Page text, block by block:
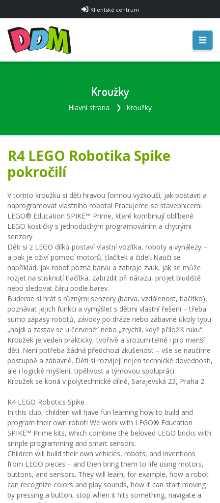
Klientské centrum
Kroužky
Hlavní strana Kroužky
R4 LEGO Robotika Spike
pokročilí
V tomto kroužku si děti hravou formou vyzkouší, jak postavit a
naprogramovat vlastního robota! Pracujeme se stavebnicemi
LEGO® Education SPIKE™ Prime, které kombinují oblíbené
LEGO kostičky s jednoduchým programováním a chytrými
senzory.
Děti si z LEGO dílků postaví vlastní vozítka, roboty a vynálezy –
a pak je oživí pomocí motorů, tlačítek a čidel. Naučí se
například, jak robot pozná barvu a zahraje zvuk, jak se může
rozjet na stisknutí tlačítka, zabrzdit při nárazu, projet bludiště
nebo sledovat čáru podle barev.
Budeme si hrát s různými senzory (barva, vzdálenost, tlačítko),
poznávat jejich funkci a vymýšlet s dětmi vlastní řešení – třeba
sumo zápasy robotů, závody po dráze nebo zábavné úkoly typu
„najdi a zastav se u červené“ nebo „zrychli, když přiložíš ruku“.
Kroužek je veden prakticky, tvořivě a srozumitelně i pro menší
děti. Není potřeba žádná předchozí zkušenost – vše se naučíme
postupně a zábavně. Děti si rozvíjejí nejen technické dovednosti,
ale i logické myšlení, trpělivost a týmovou spolupráci.
Kroužek se koná v polytechnické dílně, Sarajevská 23, Praha 2
R4 LEGO Robotics Spike
In this club, children will have fun learning how to build and
program their own robot! We work with LEGO® Education
SPIKE™ Prime kits, which combine the beloved LEGO bricks with
simple programming and smart sensors.
Children will build their own vehicles, robots, and inventions
from LEGO pieces – and then bring them to life using motors,
buttons, and sensors. They will learn, for example, how a robot
can recognize colors and play sounds, how it can start moving
by pressing a button, stop when it hits something, navigate a